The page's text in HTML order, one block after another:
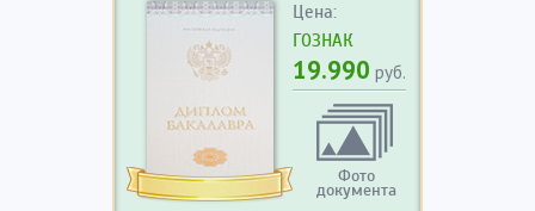
Цена:
ГОЗНАК
19.990 руб.
Фото
документа